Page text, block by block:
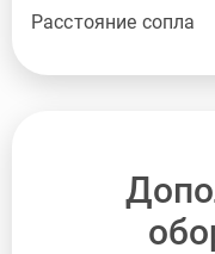
Расстояние сопла